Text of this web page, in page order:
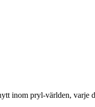
inom pryl-världen, varje